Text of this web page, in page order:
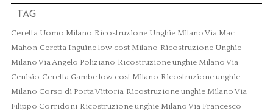
TAG
Ceretta Uomo Milano Ricostruzione Unghie Milano Via Mac
Mahon Ceretta Inguine low cost Milano Ricostruzione Unghie
Milano Via Angelo Poliziano Ricostruzione unghie Milano Via
Cenisio Ceretta Gambe low cost Milano Ricostruzione unghie
Milano Corso di Porta Vittoria Ricostruzione unghie Milano Via
Filippo Corridoni Ricostruzione unghie Milano Via Francesco